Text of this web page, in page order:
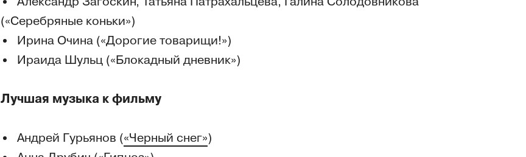
(«Серебряные коньки»)
Ирина Очина («Дорогие товарищи!»)
Ираида Шульц («Блокадный дневник»)
Лучшая музыка к фильму
Андрей Гурьянов («Черный снег»)